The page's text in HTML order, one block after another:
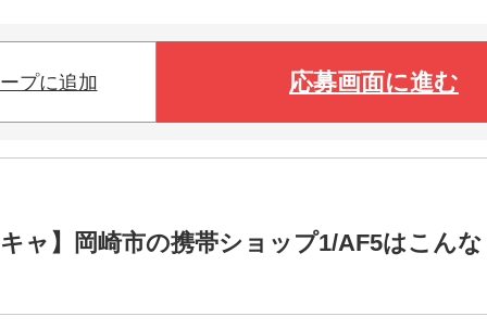
プに追加 応募画面に進む
ャ】岡崎市の携帯ショップ1/AF5はこんな